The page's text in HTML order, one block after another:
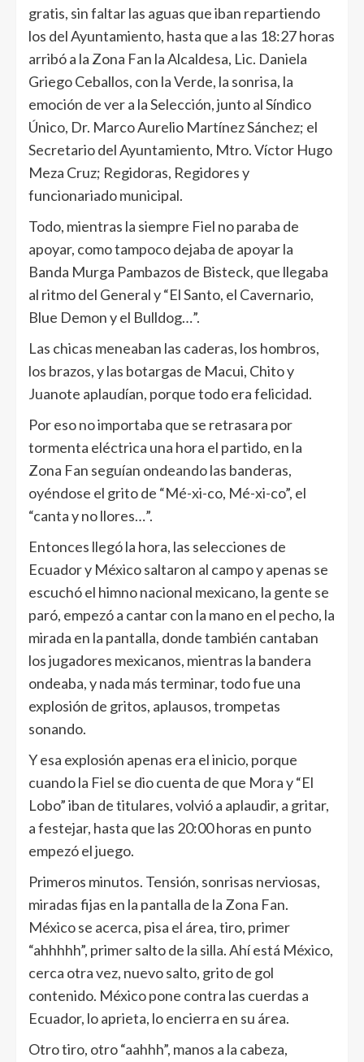
gratis, sin faltar las aguas que iban repartiendo
los del Ayuntamiento, hasta que a las 18:27 horas
arribó a la Zona Fan la Alcaldesa, Lic. Daniela
Griego Ceballos, con la Verde, la sonrisa, la
emoción de ver a la Selección, junto al Síndico
Único, Dr. Marco Aurelio Martínez Sánchez; el
Secretario del Ayuntamiento, Mtro. Víctor Hugo
Meza Cruz; Regidoras, Regidores y
funcionariado municipal.
Todo, mientras la siempre Fiel no paraba de
apoyar, como tampoco dejaba de apoyar la
Banda Murga Pambazos de Bisteck, que llegaba
al ritmo del General y “El Santo, el Cavernario,
Blue Demon y el Bulldog…”.
Las chicas meneaban las caderas, los hombros,
los brazos, y las botargas de Macui, Chito y
Juanote aplaudían, porque todo era felicidad.
Por eso no importaba que se retrasara por
tormenta eléctrica una hora el partido, en la
Zona Fan seguían ondeando las banderas,
oyéndose el grito de “Mé-xi-co, Mé-xi-co”, el
“canta y no llores…”.
Entonces llegó la hora, las selecciones de
Ecuador y México saltaron al campo y apenas se
escuchó el himno nacional mexicano, la gente se
paró, empezó a cantar con la mano en el pecho, la
mirada en la pantalla, donde también cantaban
los jugadores mexicanos, mientras la bandera
ondeaba, y nada más terminar, todo fue una
explosión de gritos, aplausos, trompetas
sonando.
Y esa explosión apenas era el inicio, porque
cuando la Fiel se dio cuenta de que Mora y “El
Lobo” iban de titulares, volvió a aplaudir, a gritar,
a festejar, hasta que las 20:00 horas en punto
empezó el juego.
Primeros minutos. Tensión, sonrisas nerviosas,
miradas fijas en la pantalla de la Zona Fan.
México se acerca, pisa el área, tiro, primer
“ahhhhh”, primer salto de la silla. Ahí está México,
cerca otra vez, nuevo salto, grito de gol
contenido. México pone contra las cuerdas a
Ecuador, lo aprieta, lo encierra en su área.
Otro tiro, otro “aahhh”, manos a la cabeza,